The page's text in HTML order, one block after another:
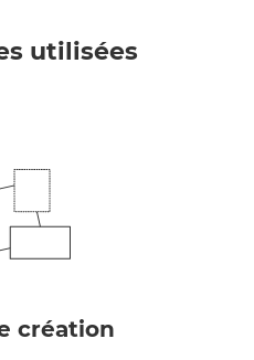
utilisées
création